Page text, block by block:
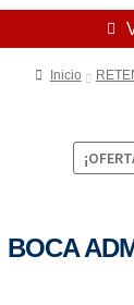
Inicio
BOCA